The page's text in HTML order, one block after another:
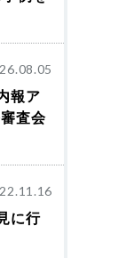
報ア
査会
に行